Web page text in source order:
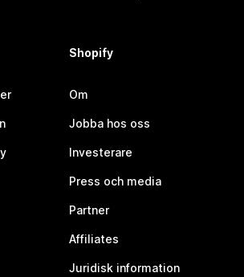
Shopify
Om
Jobba hos oss
Investerare
Press och media
Partner
Affiliates
Juridisk information